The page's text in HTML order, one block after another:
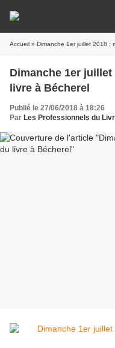
Accueil » Dimanche 1er juillet 2018 :
Dimanche 1er
livre à Bécherel
Publié le 27/06/2018 à 18:26
Par Les Professionnels du